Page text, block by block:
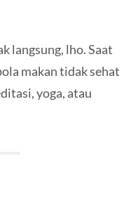
langsung, lho. Saat
makan tidak sehat
yoga, atau